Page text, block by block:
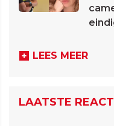
LEES MEER
LAATSTE